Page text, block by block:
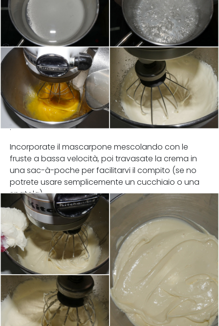
.
Incorporate il mascarpone mescolando con le
fruste a bassa velocità, poi travasate la crema in
una sac-à-poche per facilitarvi il compito (se no
potrete usare semplicemente un cucchiaio o una
spatola).